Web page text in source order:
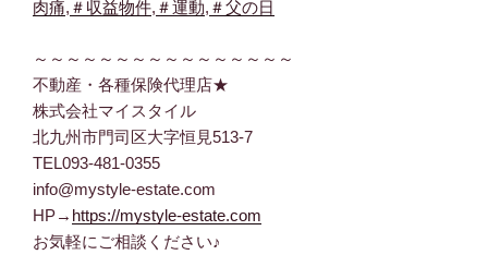
肉痛, ＃ 収益物件, ＃運動, ＃父の日
～～～～～～～～～～～～～～～～
不動産・各種保険代理店★
株式会社マイスタイル
北九州市門司区大字恒見513-7
TEL093-481-0355
info@mystyle-estate.com
HP→ https://mystyle-estate.com
お気軽にご相談ください♪